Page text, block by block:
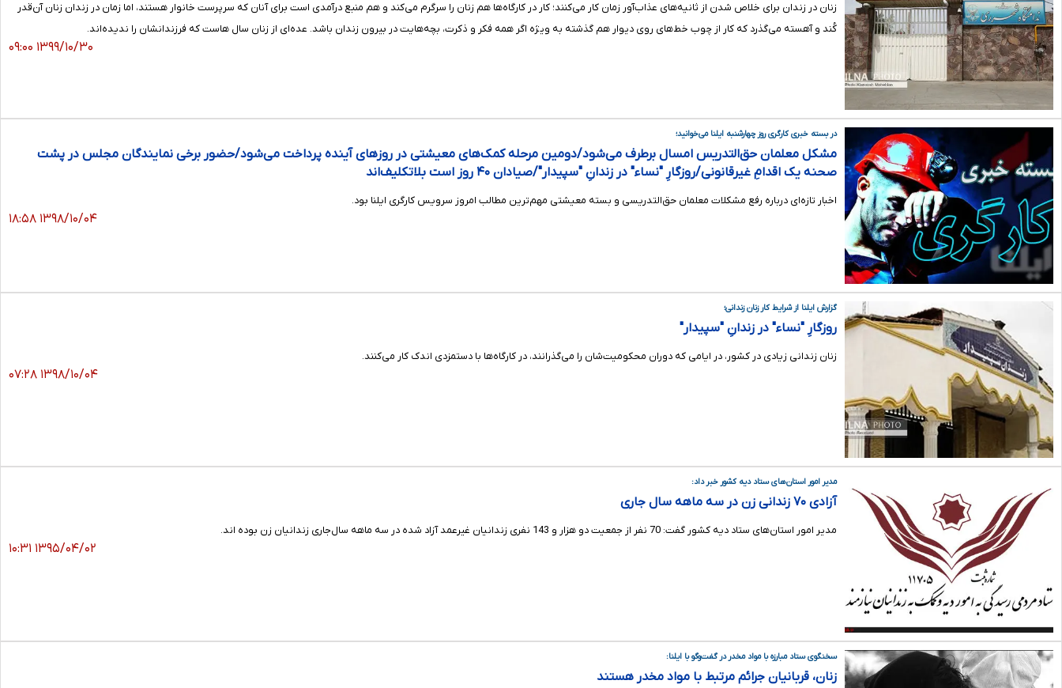
زنان در زندان برای خلاص شدن از ثانیه‌های عذاب‌آور زمان کار می‌کنند؛ کار در کارگاه‌ها هم زنان را سرگرم می‌کند و هم منبع درآمدی است برای آنان که سرپرست خانوار هستند، اما زمان در زندان زنان آن‌قدر
کُند و آهسته می‌گذرد که کار از چوب خط‌های روی دیوار هم گذشته به ویژه اگر همه فکر و ذکرت، بچه‌هایت در بیرون زندان باشد. عده‌ای از زنان سال هاست که فرزندانشان را ندیده‌اند.
۱۳۹۹/۱۰/۳۰ ۰۹:۰۰
در بسته خبری کارگری روز چهارشنبه ایلنا می‌خوانید؛
مشکل معلمان حق‌التدریس امسال برطرف می‌شود/دومین مرحله کمک‌های معیشتی در روزهای آینده پرداخت می‌شود/حضور برخی نمایندگان مجلس در پشت
صحنه یک اقدامِ غیرقانونی/روزگارِ "نساء" در زندانِ "سپیدار"/صیادان ۴۰ روز است بلاتکلیف‌اند
اخبار تازه‌ای درباره رفع مشکلات معلمان حق‌التدریسی و بسته معیشتی مهم‌ترین مطالب امروز سرویس کارگری ایلنا بود.
۱۳۹۸/۱۰/۰۴ ۱۸:۵۸
گزارش ایلنا از شرایط کار زنان زندانی؛
روزگارِ "نساء" در زندانِ "سپیدار"
زنان زندانی زیادی در کشور، در ایامی که دوران محکومیت‌شان را می‌گذرانند، در کارگاه‌ها با دستمزدی اندک کار می‌کنند.
۱۳۹۸/۱۰/۰۴ ۰۷:۲۸
مدیر امور استان‌های ستاد دیه کشور خبر داد:
آزادی ۷۰ زندانی زن در سه ماهه سال جاری
مدیر امور استان‌های ستاد دیه کشور گفت: 70 نفر از جمعیت دو هزار و 143 نفری زندانیان غیرعمد آزاد شده در سه ماهه سال‌جاری زندانیان زن بوده اند.
۱۳۹۵/۰۴/۰۲ ۱۰:۳۱
سخنگوی ستاد مبارزه با مواد مخدر در گفت‌وگو با ایلنا:
زنان، قربانیان جرائم مرتبط با مواد مخدر هستند